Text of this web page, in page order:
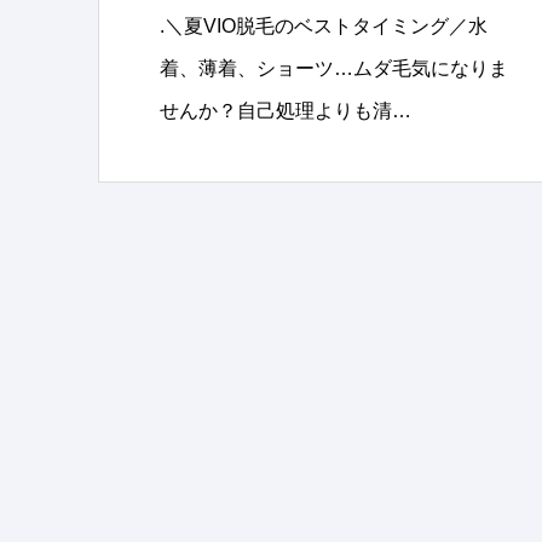
.＼夏VIO脱毛のベストタイミング／水
着、薄着、ショーツ…ムダ毛気になりま
せんか？自己処理よりも清…